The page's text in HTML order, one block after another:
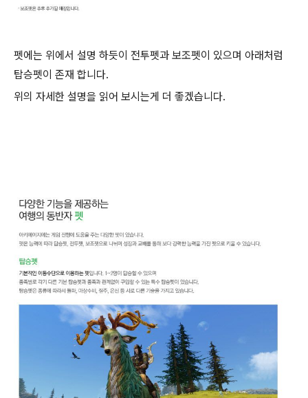
펫에는 위에서 설명 하듯이 전투펫과 보조펫이 있으며 아래처럼
탑승펫이 존재 합니다.
위의 자세한 설명을 읽어 보시는게 더 좋겠습니다.